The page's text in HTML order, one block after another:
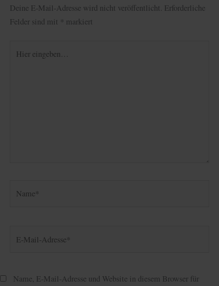
Deine E-Mail-Adresse wird nicht veröffentlicht. Erforderliche
Felder sind mit * markiert
eingeben…
Mail-
Name, E-Mail-Adresse und Website in diesem Browser für